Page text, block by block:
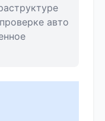
авто